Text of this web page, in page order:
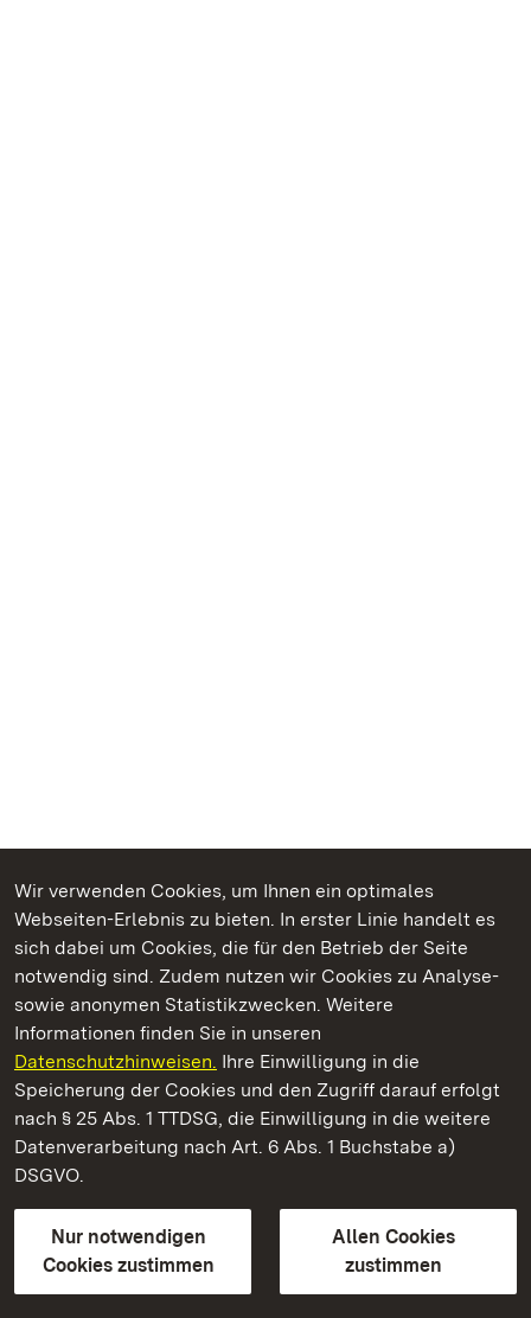
Wir verwenden Cookies, um Ihnen ein optimales
Webseiten-Erlebnis zu bieten. In erster Linie handelt es
sich dabei um Cookies, die für den Betrieb der Seite
notwendig sind. Zudem nutzen wir Cookies zu Analyse-
sowie anonymen Statistikzwecken. Weitere
Informationen finden Sie in unseren
Datenschutzhinweisen. Ihre Einwilligung in die
Speicherung der Cookies und den Zugriff darauf erfolgt
nach § 25 Abs. 1 TTDSG, die Einwilligung in die weitere
Datenverarbeitung nach Art. 6 Abs. 1 Buchstabe a)
DSGVO.
Nur notwendigen
Cookies zustimmen
Allen Cookies
zustimmen
Kommen. Staunen. Genießen.
Staatliche Schlösser und Gärten Baden‑Württemberg
Staatliche Schlösser und Gärten Baden-Württemberg
Kontakt
GebärdenspracheLeichte Sprache
Erklärung zur Barrierefreiheit
BITV-konform (geprüfte Seiten)